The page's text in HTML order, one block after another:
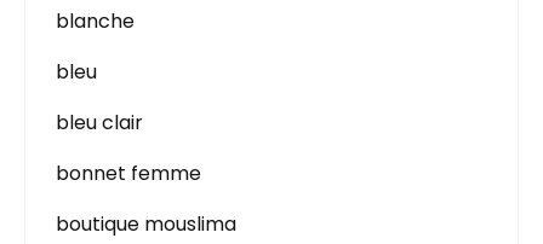
blanche
bleu
bleu clair
bonnet femme
boutique mouslima